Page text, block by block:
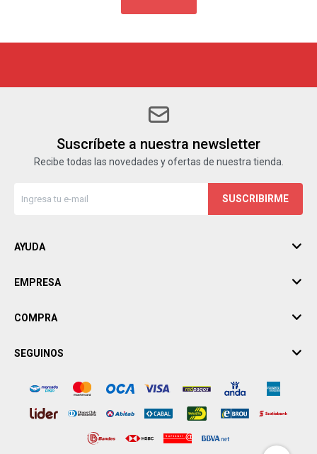
Suscríbete a nuestra newsletter
Recibe todas las novedades y ofertas de nuestra tienda.
SUSCRIBIRME
AYUDA
EMPRESA
COMPRA
SEGUINOS